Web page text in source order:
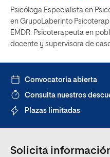
Psicóloga Especialista en
en GrupoLaberinto
EMDR. Psicoterapeuta en
docente y supervisora de
Convocatoria abierta
Consulta nuestros
Plazas limitadas
Solicita